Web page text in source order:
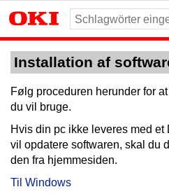
Installation af
Følg proceduren herunder for
du vil bruge.
Hvis din pc ikke leveres med et
vil opdatere softwaren, skal du
den fra hjemmesiden.
Til Windows